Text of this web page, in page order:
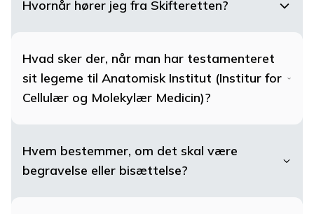
Hvornår hører jeg fra Skifteretten?
Hvad sker der, når man har testamenteret
sit legeme til Anatomisk Institut (Institur for
Cellulær og Molekylær Medicin)?
Hvem bestemmer, om det skal være
begravelse eller bisættelse?